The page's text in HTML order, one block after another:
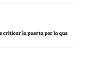
criticar la puerta por la que